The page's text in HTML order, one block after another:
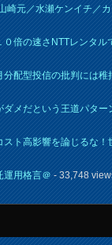
崎元／水瀬ケンイチ／
０倍の速さNTTレンタル
分配型投信の批判には稚
ダメだという王道パタ
スト高影響を論じるな！
運用格言＠- 33,748